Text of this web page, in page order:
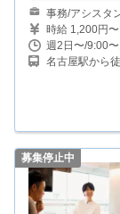
事務/アシスタ
時給 1,200円〜
週2日〜/9:00
名古屋駅から
名鉄犬山線、
（近鉄名古屋
募集停止中